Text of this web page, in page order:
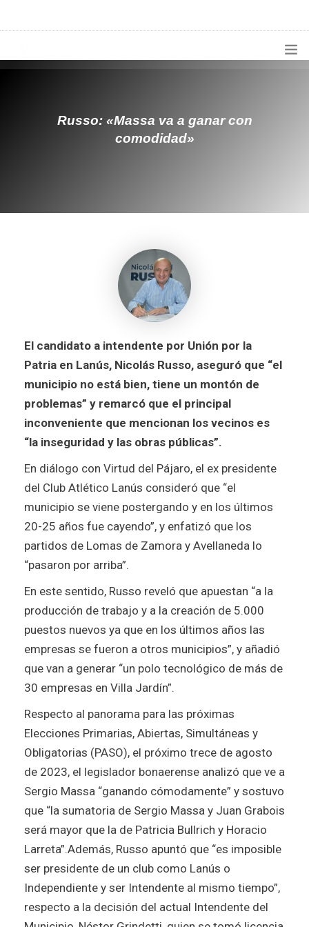
¿QUIÉNES SOMOS?
APLICACIONES
Russo: «Massa va a ganar con
comodidad»
El candidato a intendente por Unión por la
Patria en Lanús, Nicolás Russo, aseguró que “el
municipio no está bien, tiene un montón de
problemas” y remarcó que el principal
inconveniente que mencionan los vecinos es
“la inseguridad y las obras públicas”.
En diálogo con Virtud del Pájaro, el ex presidente
del Club Atlético Lanús consideró que “el
municipio se viene postergando y en los últimos
20-25 años fue cayendo”, y enfatizó que los
partidos de Lomas de Zamora y Avellaneda lo
“pasaron por arriba”.
En este sentido, Russo reveló que apuestan “a la
producción de trabajo y a la creación de 5.000
puestos nuevos ya que en los últimos años las
empresas se fueron a otros municipios”, y añadió
que van a generar “un polo tecnológico de más de
30 empresas en Villa Jardín”.
Respecto al panorama para las próximas
Elecciones Primarias, Abiertas, Simultáneas y
Obligatorias (PASO), el próximo trece de agosto
de 2023, el legislador bonaerense analizó que ve a
Sergio Massa “ganando cómodamente” y sostuvo
que “la sumatoria de Sergio Massa y Juan Grabois
será mayor que la de Patricia Bullrich y Horacio
Larreta”.Además, Russo apuntó que “es imposible
ser presidente de un club como Lanús o
Independiente y ser Intendente al mismo tiempo”,
respecto a la decisión del actual Intendente del